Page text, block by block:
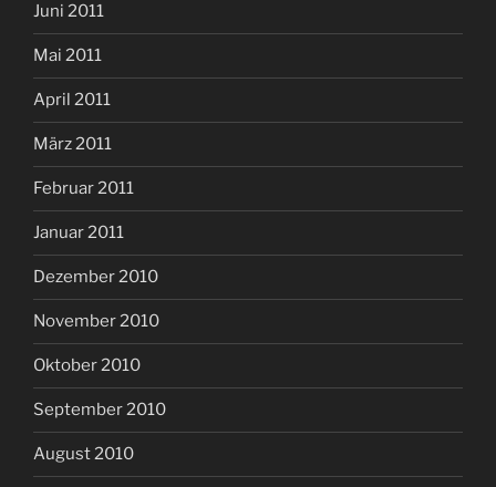
Juni 2011
Mai 2011
April 2011
März 2011
Februar 2011
Januar 2011
Dezember 2010
November 2010
Oktober 2010
September 2010
August 2010